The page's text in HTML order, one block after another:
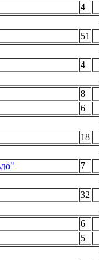
4
51
4
8
6
18
7
32
6
5